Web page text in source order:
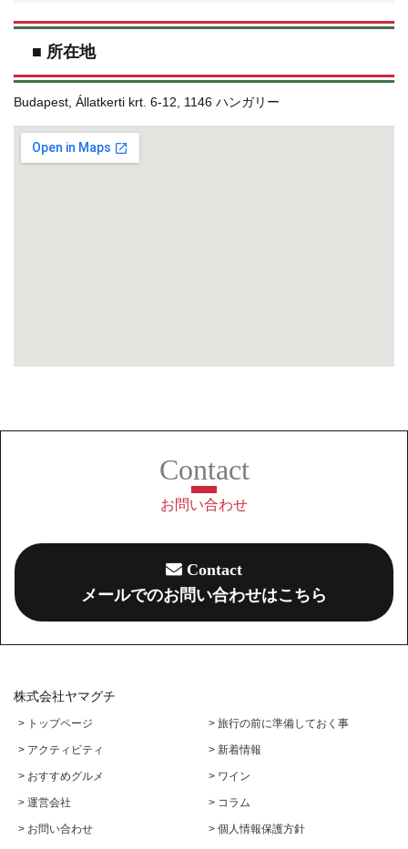
■ 所在地
Budapest, Állatkerti krt. 6-12, 1146 ハンガリー
お問い合わせ
Contact
メールでのお問い合わせはこちら
株式会社ヤマグチ
> トップページ > 旅行の前に準備しておく事
> アクティビティ > 新着情報
> おすすめグルメ > ワイン
> 運営会社 > コラム
> お問い合わせ > 個人情報保護方針